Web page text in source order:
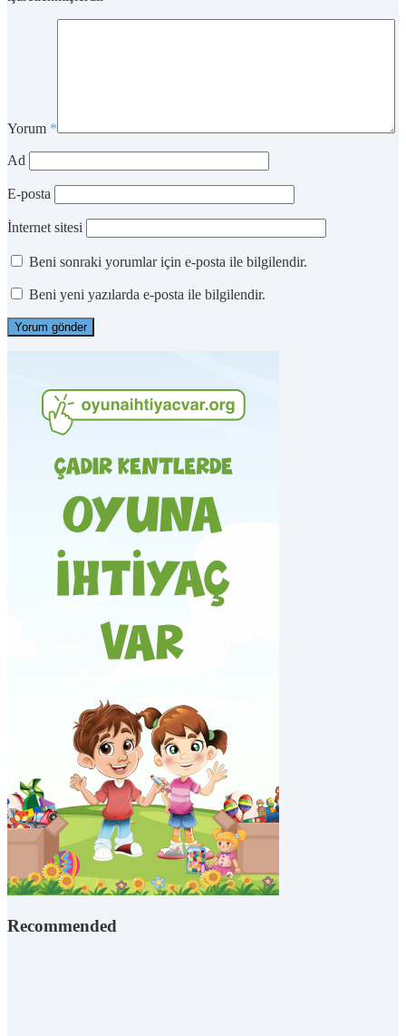
Yorum *
Ad
E-posta
İnternet sitesi
Beni sonraki yorumlar için e-posta ile bilgilendir.
Beni yeni yazılarda e-posta ile bilgilendir.
Recommended